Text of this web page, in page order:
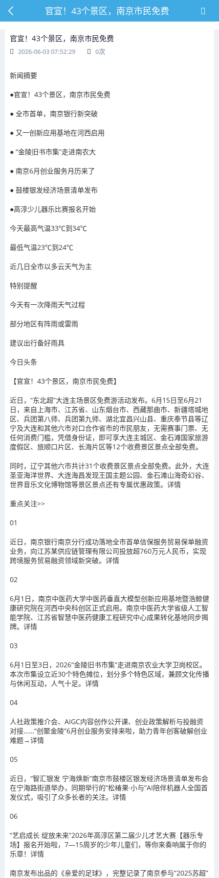
官宣！43个景区，南京市民免费
官宣！43个景区，南京市民免费
2026-06-03 07:52:29 0次
新闻摘要
●官宣！43个景区，南京市民免费
● 全市首单，南京银行新突破
● 又一创新应用基地在河西启用
● “金陵旧书市集”走进南农大
● 南京6月创业服务月历来了
● 鼓楼银发经济场景清单发布
●高淳少儿器乐比赛报名开始
今天最高气温33℃到34℃
最低气温23℃到24℃
近几日全市以多云天气为主
特别提醒
今天有一次降雨天气过程
部分地区有阵雨或雷雨
建议出行备好雨具
今日头条
【官宣！43个景区，南京市民免费】
近日， “东北超”大连主场景区免费游活动发布。 6月15日至6月21
日，来自上海市、江苏省、山东烟台市、西藏那曲市、新疆塔城地
区、兵团第八师、兵团第九师、湖北宜昌兴山县、重庆奉节县等辽
宁及大连和其他六市对口合作省市的市民朋友，无需赛事门票、无
任何消费门槛，凭借身份证，即可享大连主城区、金石滩国家旅游
度假区、旅顺口片区、长海片区等12个收费景区景点全部免费。
同时， 辽宁其他六市共计31个收费景区景点全部免费。此外，大连
圣亚海洋世界、大连海昌发现王国主题公园、金石滩山海奇幻谷、
世界音乐文化博物馆等景区景点还有专属优惠政策。 详情
重点关注>>
01
近日， 南京银行南京分行成功落地全市首单信保服务贸易保单融资
业务， 向江苏某供应链管理有限公司投放超760万元人民币，实现
跨境服务贸易融资领域新突破。 详情
02
6月1日， 南京中医药大学中医药垂直大模型创新应用基地暨浩鲸健
康研究院在河西中央科创区正式启用。 南京中医药大学省级人工智
能学院、江苏省智慧中医药健康工程研究中心成果转化基地同步揭
牌。 详情
03
6月1日至3日， 2026“金陵旧书市集”走进南京农业大学卫岗校区。
本次市集设立近30个特色摊位，划分多个特色区域，兼顾文化传播
与休闲互动，人气十足。 详情
04
人社政策推介会、AIGC内容创作公开课、创业政策解析与投融资
对接……“创聚金陵”6月创业服务安排来啦，助力青年创客破解创业
难题→详情
05
近日， “智汇银发 宁海焕新”南京市鼓楼区银发经济场景清单发布会
在宁海路街道举办， 同期举行的“松椿果·小与”AI陪伴机器人全国首
发仪式，吸引了众多长者的关注。 详情
06
“艺启成长 绽放未来”2026年高淳区第二届少儿才艺大赛【器乐专
场】报名开始啦， 7—15周岁的少年儿童们，等你来奏响属于你的
乐章！ 详情
南京发布出品的《亲爱的足球》，完整记录了南京参与“2025苏超”